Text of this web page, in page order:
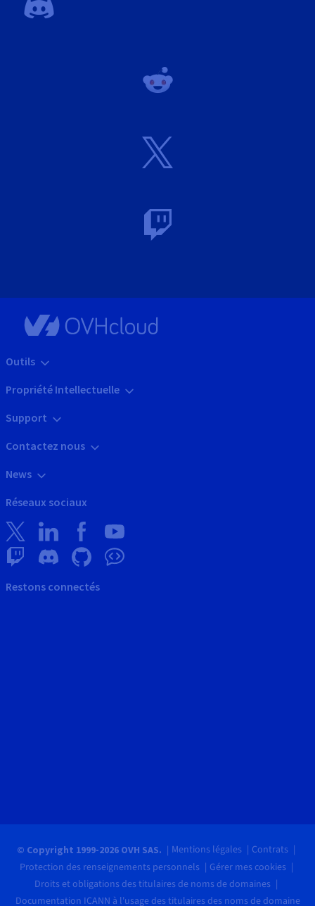
Outils
Propriété Intellectuelle
Support
Contactez nous
News
Réseaux sociaux
Restons connectés
© Copyright 1999-2026 OVH SAS. Mentions légales
Contrats
Protection des renseignements personnels
Gérer mes cookies
Droits et obligations des titulaires de noms de domaines
Documentation ICANN à l'usage des titulaires des noms de domaine